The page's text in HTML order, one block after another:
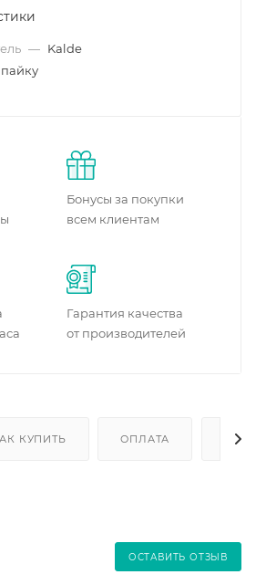
— Kalde
Бонусы за покупки
всем клиентам
Гарантия качества
от производителей
КУПИТЬ ОПЛАТА
ОСТАВИТЬ ОТЗЫВ